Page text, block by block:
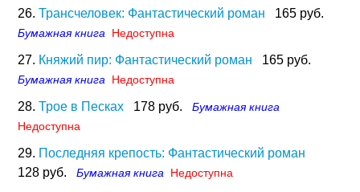
26. Трансчеловек: Фантастический роман 165 руб.
Бумажная книга Недоступна
27. Княжий пир: Фантастический роман 165 руб.
Бумажная книга Недоступна
28. Трое в Песках 178 руб.
Бумажная книга
Недоступна
29. Последняя крепость: Фантастический роман
128 руб.
Бумажная книга Недоступна